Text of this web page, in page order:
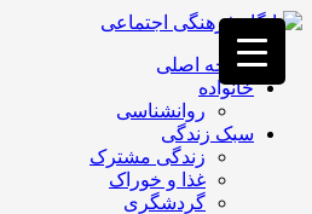
فصد
خون
غرب
تهران
خشکشویی
تصفیه
صفحه اصلی
خانواده
روانشناسی
سبک زندگی
زندگی مشترک
غذا و خوراک
گردشگری